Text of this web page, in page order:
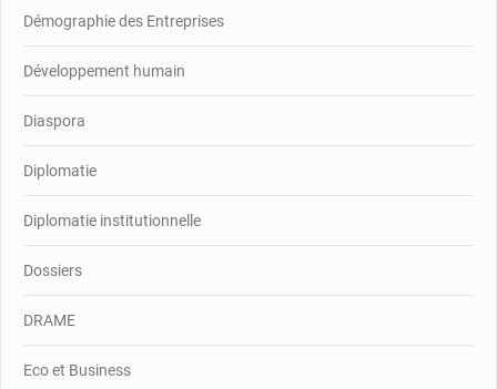
Démographie des Entreprises
Développement humain
Diaspora
Diplomatie
Diplomatie institutionnelle
Dossiers
DRAME
Eco et Business